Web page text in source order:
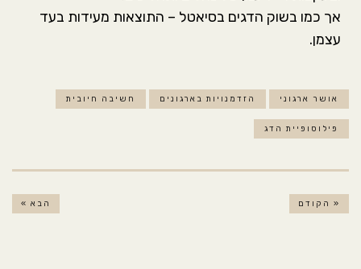
אך כמו בשוק הדגים בסיאטל – התוצאות מעידות בעד
עצמן.
אושר ארגוני הזדמנויות בארגונים חשיבה חיובית
פילוסופיית הדג
« הקודם הבא »